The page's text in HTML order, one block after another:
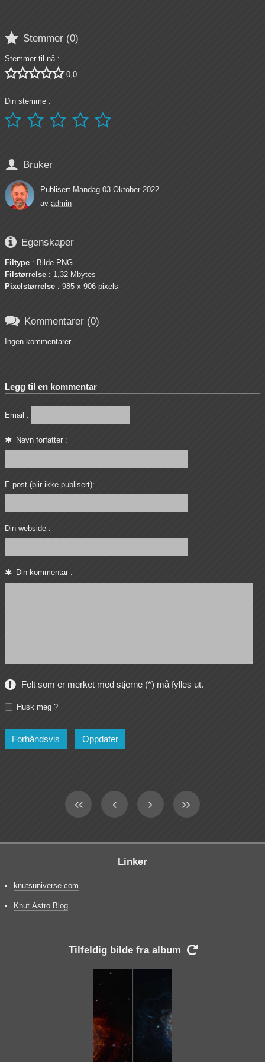
 Stemmer (0)
Stemmer til nå :
 0,0
Din stemme :
    
 Bruker
Publisert Mandag 03 Oktober 2022
av admin
 Egenskaper
Filtype : Bilde PNG
Filstørrelse : 1,32 Mbytes
Pixelstørrelse : 985 x 906 pixels
 Kommentarer (0)
Ingen kommentarer
Legg til en kommentar
Email :
Navn forfatter :
E-post (blir ikke publisert):
Din webside :
Din kommentar :
Felt som er merket med stjerne (*) må fylles ut.
Husk meg ?
Linker
knutsuniverse.com
Knut Astro Blog
Tilfeldig bilde fra album 